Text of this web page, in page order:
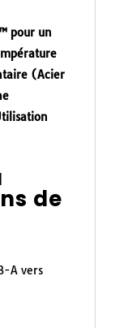
pour un
(Acier
de
A vers